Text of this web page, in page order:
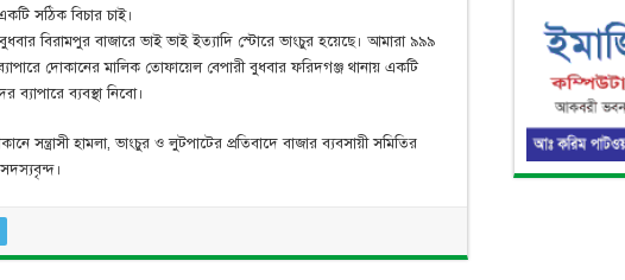
সঠিক বিচার চাই।
বিরামপুর বাজারে ভাই ভাই ইত্যাদি স্টোরে ভাংচুর হয়েছে। আমারা ৯৯৯
দোকানের মালিক তোফায়েল বেপারী বুধবার ফরিদগঞ্জ থানায় একটি
ব্যবস্থা নিবো।
সন্ত্রাসী হামলা, ভাংচুর ও লুটপাটের প্রতিবাদে বাজার ব্যবসায়ী সমিতির